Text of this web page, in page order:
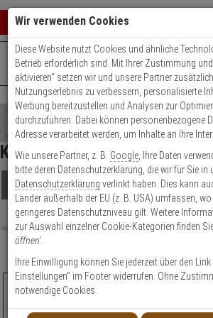
Warenkorb schließen
0 ARTIKEL IM
Ihr Warenkorb
Ergebnisse (1562)
Hersteller Filter
Preis Filter (1562)
€
Modell / Serie
Shop
durchsuchen
Bitte
geben
Sie
mindestens
3
Zeichen
ein,
um
Suche
Es
wurde
noch
Kategorien
Suche
gestartet
+49 (0)821 899 493-0Mo. - Do.: 8:00 - 16:30 |
Kontaktservice nutzen
Kompaktkamera mit SD
Produkte
Beratung
AXIS Q6088-E IP-Kamera 4K T/N PoE IP67
Wir verwenden Cookies
Diese Website nutzt Cookies und ähnliche
Betrieb erforderlich sind. Mit Ihrer Zustimmung
aktivieren“ setzen wir und unsere Partner
Nutzungserlebnis zu verbessern, personalisierte
Werbung bereitzustellen und Analysen zur
durchzuführen. Dabei können personenbezogene
Adresse verarbeitet werden, um Inhalte an Ihre
Wie unsere Partner, z. B. Google , Ihre Daten
bitte deren Datenschutzerklärung, die wir für Sie in
Datenschutzerklärung verlinkt haben. Dies kann
Länder außerhalb der EU (z. B. USA) umfassen,
geringeres Datenschutzniveau gilt. Weitere
zur Auswahl einzelner Cookie-Kategorien finden
öffnen'.
Ihre Einwilligung können Sie jederzeit über den
Einstellungen“ im Footer widerrufen. Ohne
notwendige Cookies.